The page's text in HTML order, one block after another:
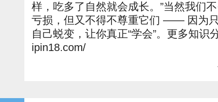
样，吃多了自然就会成长。”当然我们
亏损，但又不得不尊重它们 —— 因为
自己蜕变，让你真正“学会”。更多知识
ipin18.com/